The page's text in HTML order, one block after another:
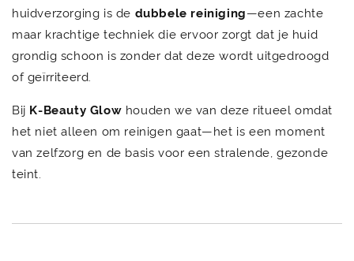
huidverzorging is de dubbele reiniging—een zachte
maar krachtige techniek die ervoor zorgt dat je huid
grondig schoon is zonder dat deze wordt uitgedroogd
of geïrriteerd.
Bij K-Beauty Glow houden we van deze ritueel omdat
het niet alleen om reinigen gaat—het is een moment
van zelfzorg en de basis voor een stralende, gezonde
teint.